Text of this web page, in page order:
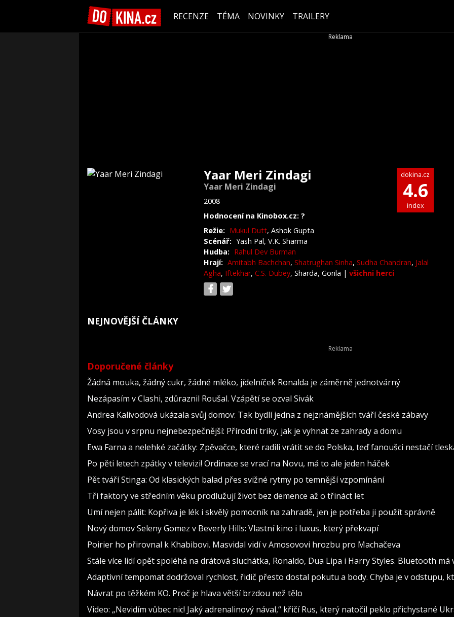
RECENZE TÉMA NOVINKY TRAILERY
Yaar Meri Zindagi
Yaar Meri Zindagi
2008
Hodnocení na Kinobox.cz: ?
dokina.cz
4.6
index
Režie: Mukul Dutt, Ashok Gupta
Scénář: Yash Pal, V.K. Sharma
Hudba: Rahul Dev Burman
Hrají: Amitabh Bachchan, Shatrughan Sinha, Sudha Chandran, Jalal
Agha, Iftekhar, C.S. Dubey, Sharda, Gorila | všichni herci
NEJNOVĚJŠÍ ČLÁNKY
Doporučené články
Žádná mouka, žádný cukr, žádné mléko, jídelníček Ronalda je záměrně jednotvárný
Nezápasím v Clashi, zdůraznil Roušal. Vzápětí se ozval Sivák
Andrea Kalivodová ukázala svůj domov: Tak bydlí jedna z nejznámějších tváří české zábavy
Vosy jsou v srpnu nejnebezpečnější: Přírodní triky, jak je vyhnat ze zahrady a domu
Ewa Farna a nelehké začátky: Zpěvačce, které radili vrátit se do Polska, teď fanoušci nestačí
Po pěti letech zpátky v televizi! Ordinace se vrací na Novu, má to ale jeden háček
Pět tváří Stinga: Od klasických balad přes svižné rytmy po temnější vzpomínání
Tři faktory ve středním věku prodlužují život bez demence až o třináct let
Umí nejen pálit: Kopřiva je lék i skvělý pomocník na zahradě, jen je potřeba ji použít správně
Nový domov Seleny Gomez v Beverly Hills: Vlastní kino i luxus, který překvapí
Poirier ho přirovnal k Khabibovi. Masvidal vidí v Amosovovi hrozbu pro Machačeva
Stále více lidí opět spoléhá na drátová sluchátka, Ronaldo, Dua Lipa i Harry Styles. Bluetooth má
Adaptivní tempomat dodržoval rychlost, řidič přesto dostal pokutu a body. Chyba je v odstupu,
Návrat po těžkém KO. Proč je hlava větší brzdou než tělo
Video: „Nevidím vůbec nic! Jaký adrenalinový nával,“ křičí Rus, který natočil peklo přichystané